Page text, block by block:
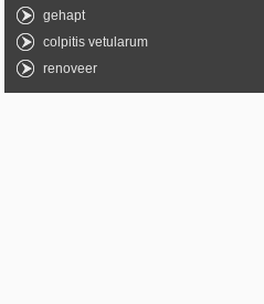
gehapt
colpitis vetularum
renoveer